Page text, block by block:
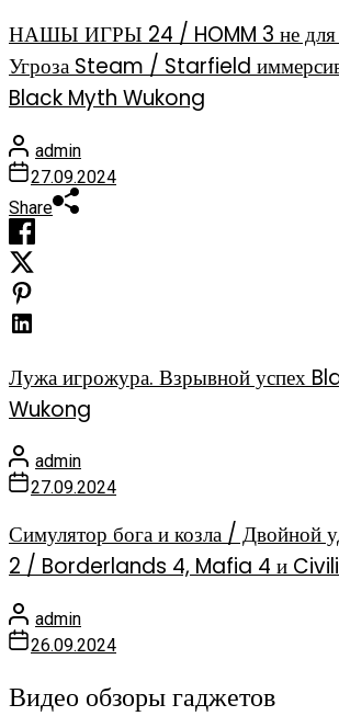
НАШЫ ИГРЫ 24 / HOMM 3 не для
Угроза Steam / Starfield
Black Myth Wukong
admin
27.09.2024
Share
Лужа игрожура. Взрывной успех
Wukong
admin
27.09.2024
Симулятор бога и козла / Двойной
2 / Borderlands 4, Mafia 4 и
admin
26.09.2024
Видео обзоры гаджетов